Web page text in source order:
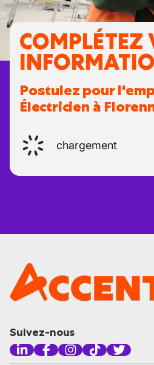
COMPLÉTEZ
Postulez pour
Électricien à
chargement
Suivez-nous